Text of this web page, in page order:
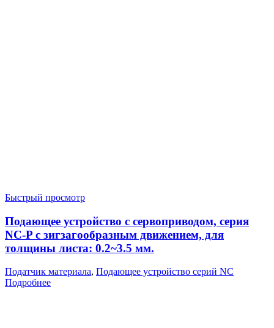
Быстрый просмотр
Подающее устройство с сервоприводом, серия
NC-P с зигзагообразным движением, для
толщины листа: 0.2~3.5 мм.
Податчик материала, Подающее устройство серий NC
Подробнее